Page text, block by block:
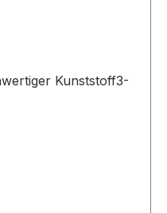
Kunststoff3-